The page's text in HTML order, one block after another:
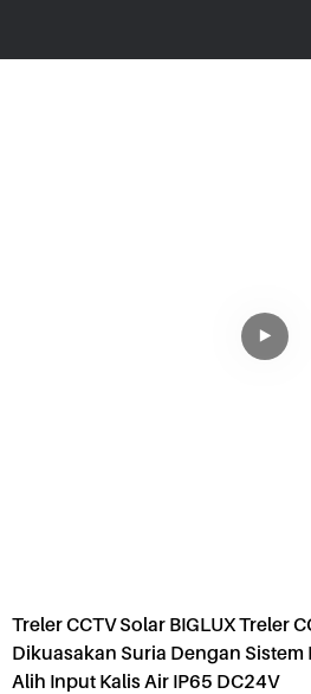
Treler CCTV Solar BIGLUX Treler
Dikuasakan Suria Dengan Sistem
Alih Input Kalis Air IP65 DC24V